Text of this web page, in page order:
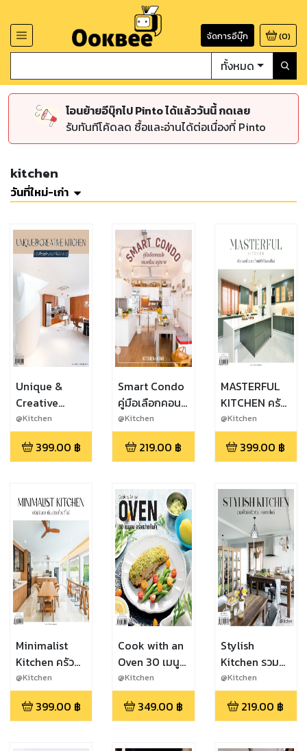
จัดการอีบุ๊ก (0)
ทั้งหมด
โอนย้ายอีบุ๊กไป Pinto ได้แล้ววันนี้ กดเลย
รับทันทีโค้ดลด ซื้อและอ่านได้ต่อเนื่องที่ Pinto
kitchen
วันที่ใหม่-เก่า
Unique &
Creative
Kitchen ครัว
ดีไซน์
สร้างสรรค์เพื่อ
@Kitchen
399.00 ฿
Smart Condo
คู่มือเลือกคอน
โด ครบเครื่อง
อยู่สบาย
@Kitchen
219.00 ฿
MASTERFUL
KITCHEN ครัว
ครบเครื่อง ตอบ
ทุกโจทย์ทุก
ฟังก์ชัน
@Kitchen
399.00 ฿
Minimalist
Kitchen ครัวมิ
นิมอล เรียบ
สวยด้วยดีไซน์
@Kitchen
399.00 ฿
Cook with an
Oven 30 เมนู
อบ อร่อยง่าย
ทันใจ
@Kitchen
349.00 ฿
Stylish
Kitchen รวม
ดีไซน์ครัวสวย
หลากสไตล์
@Kitchen
219.00 ฿